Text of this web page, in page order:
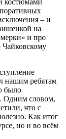
– и
на
и про
нашим ребятам
было
Одним словом,
что с
Как итог
но и во всём